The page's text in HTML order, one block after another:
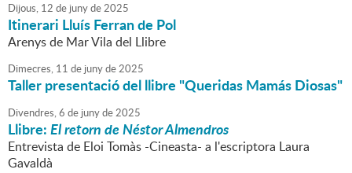
Dijous, 12 de junyde2025
Itinerari Lluís Ferran de Pol
Arenys de Mar Vila del Llibre
Dimecres, 11 de junyde2025
Taller presentació del llibre "Queridas Mamás Diosas"
Divendres,6 de junyde2025
Llibre:El retorn de Néstor Almendros
Entrevista de Eloi Tomàs -Cineasta- a l'escriptora Laura
Gavaldà